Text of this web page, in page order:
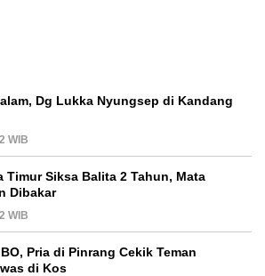
Dg Lukka Nyungsep di Kandang
WIB
Timur Siksa Balita 2 Tahun, Mata
Dibakar
WIB
Pria di Pinrang Cekik Teman
di Kos